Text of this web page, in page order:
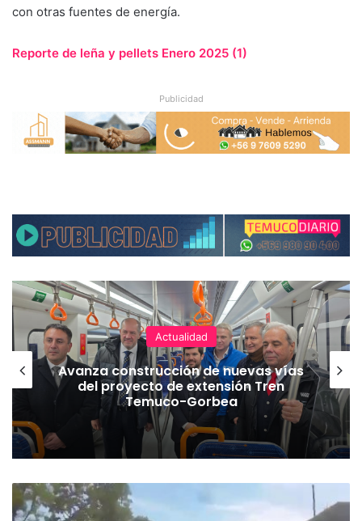
con otras fuentes de energía.
Reporte de leña y pellets Enero 2025 (1)
Publicidad
Actualidad
Avanza construcción de nuevas vías
del proyecto de extensión Tren
Temuco-Gorbea
i